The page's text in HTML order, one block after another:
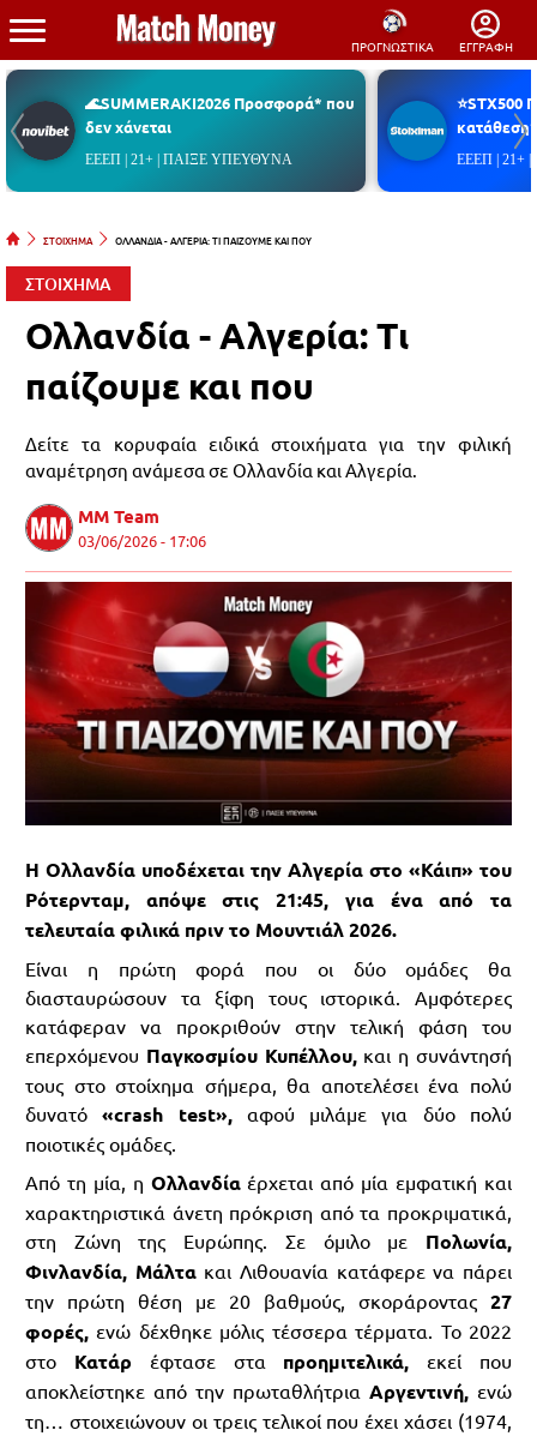
ΠΡΟΓΝΩΣΤΙΚΑ ΕΓΓΡΑΦΗ
🌊SUMMERAKI2026 Προσφορά* που
δεν χάνεται
ΕΕΕΠ | 21+ | ΠΑΙΞΕ ΥΠΕΥΘΥΝΑ
⭐STX500
ΕΕΕΠ | 21+
ΣΤΟΙΧΗΜΑ ΟΛΛΑΝΔΙΑ - ΑΛΓΕΡΙΑ: ΤΙ ΠΑΙΖΟΥΜΕ ΚΑΙ ΠΟΥ
ΣΤΟΙΧΗΜΑ
Ολλανδία - Αλγερία: Τι
παίζουμε και που
Δείτε τα κορυφαία ειδικά στοιχήματα για την φιλική
αναμέτρηση ανάμεσα σε Ολλανδία και Αλγερία.
MM Team
03/06/2026 - 17:06
Η Ολλανδία υποδέχεται την Αλγερία στο «Κάιπ» του
Ρότερνταμ, απόψε στις 21:45, για ένα από τα
τελευταία φιλικά πριν το Μουντιάλ 2026.
Είναι η πρώτη φορά που οι δύο ομάδες θα
διασταυρώσουν τα ξίφη τους ιστορικά. Αμφότερες
κατάφεραν να προκριθούν στην τελική φάση του
επερχόμενου Παγκοσμίου Κυπέλλου,και η συνάντησή
τους στο στοίχημα σήμερα, θα αποτελέσει ένα πολύ
δυνατό«crash test»,αφού μιλάμε για δύο πολύ
ποιοτικές ομάδες.
Από τη μία, η Ολλανδίαέρχεται από μία εμφατική και
χαρακτηριστικά άνετη πρόκριση από τα προκριματικά,
στη Ζώνη της Ευρώπης. Σε όμιλο με Πολωνία,
Φινλανδία, Μάλτακαι Λιθουανία κατάφερε να πάρει
την πρώτη θέση με 20 βαθμούς, σκοράροντας 27
φορές, ενώ δέχθηκε μόλις τέσσερα τέρματα. Το 2022
στο Κατάρ έφτασε στα προημιτελικά, εκεί που
αποκλείστηκε από την πρωταθλήτρια Αργεντινή, ενώ
τη… στοιχειώνουν οι τρεις τελικοί που έχει χάσει (1974,